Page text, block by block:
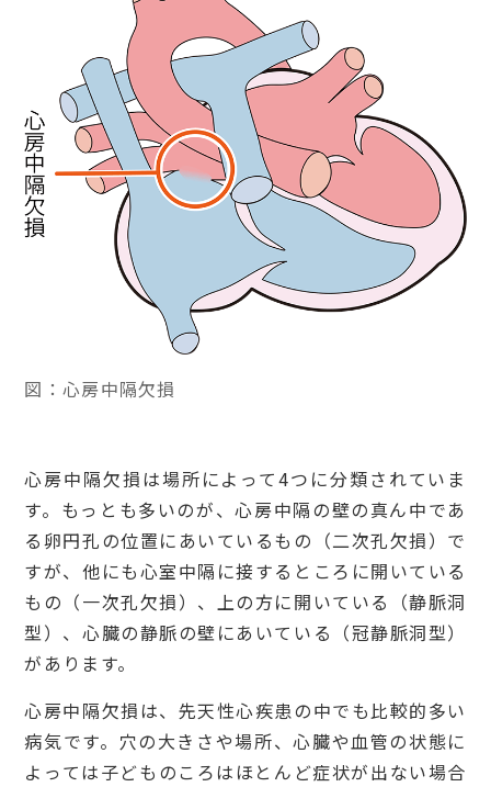
図：心房中隔欠損
心房中隔欠損は場所によって4つに分類されていま
す。もっとも多いのが、心房中隔の壁の真ん中であ
る卵円孔の位置にあいているもの（二次孔欠損）で
すが、他にも心室中隔に接するところに開いている
もの（一次孔欠損）、上の方に開いている（静脈洞
型）、心臓の静脈の壁にあいている（冠静脈洞型）
があります。
心房中隔欠損は、先天性心疾患の中でも比較的多い
病気です。穴の大きさや場所、心臓や血管の状態に
よっては子どものころはほとんど症状が出ない場合